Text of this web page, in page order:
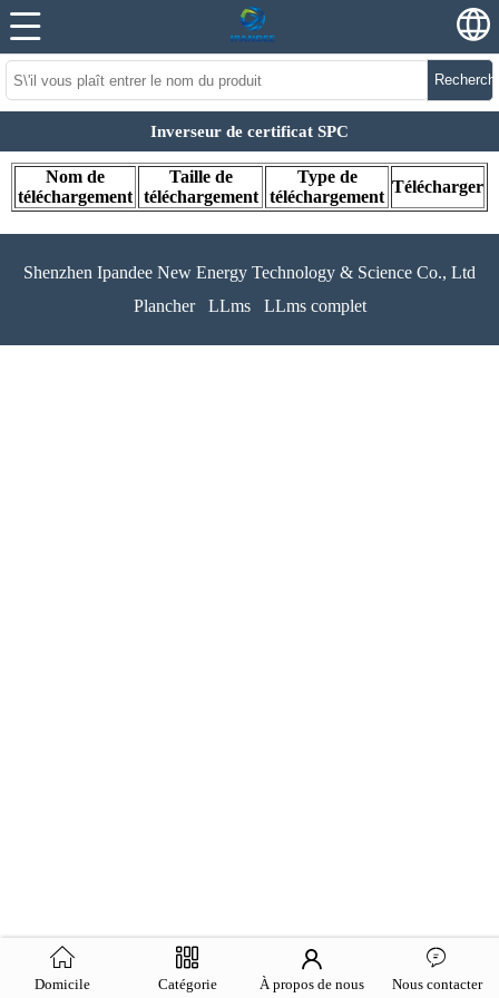
Inverseur de certificat SPC
Nom de
téléchargement
Taille de
téléchargement
Type de
téléchargement
Télécharger
Shenzhen Ipandee New Energy Technology & Science Co., Ltd
Plancher
LLms LLms complet
Domicile Catégorie À propos de nous Nous contacter